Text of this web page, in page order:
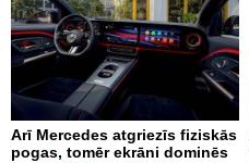
Arī Mercedes atgriezīs fiziskās
pogas, tomēr ekrāni dominēs